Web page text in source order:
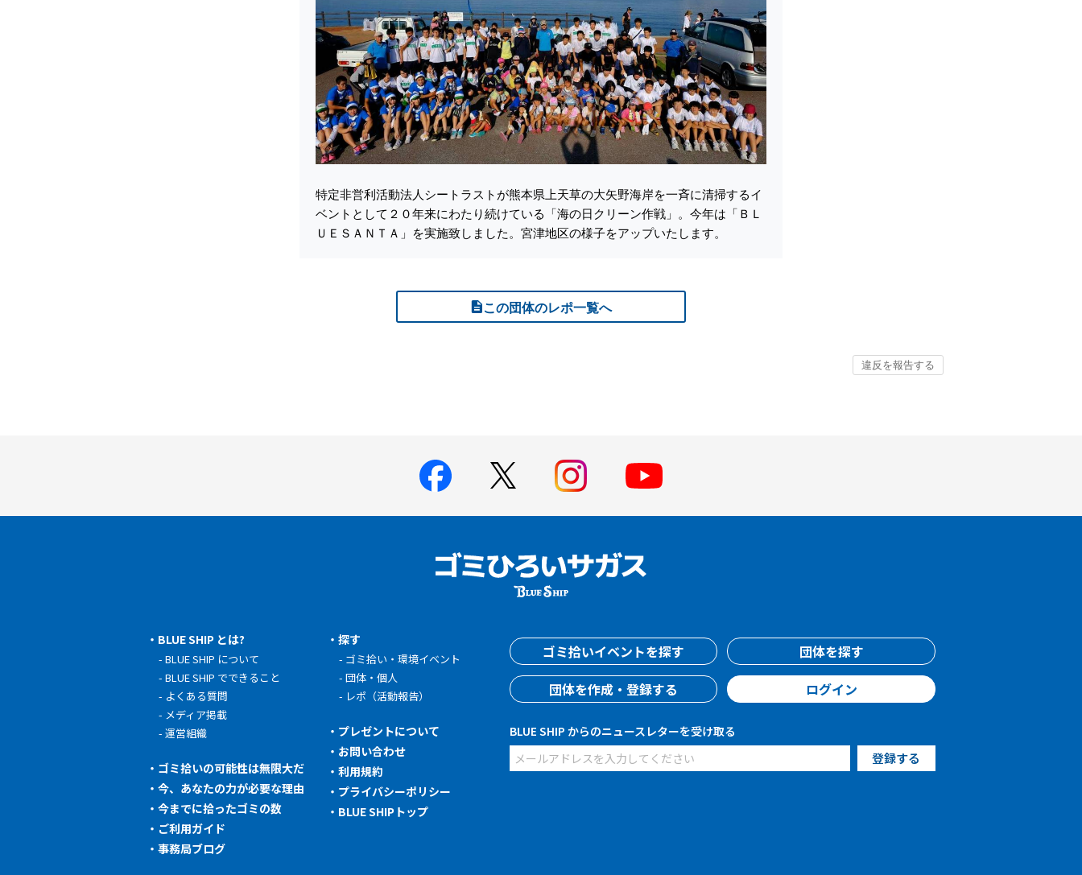
特定非営利活動法人シートラストが熊本県上天草の大矢野海岸を一斉に清掃するイ
ベントとして２０年来にわたり続けている「海の日クリーン作戦」。今年は「ＢＬ
ＵＥＳＡＮＴＡ」を実施致しました。宮津地区の様子をアップいたします。
この団体のレポ一覧へ
BLUE SHIP とは?
BLUE SHIP について
BLUE SHIP でできること
よくある質問
メディア掲載
運営組織
ゴミ拾いの可能性は無限大だ
今、あなたの力が必要な理由
今までに拾ったゴミの数
ご利用ガイド
事務局ブログ
探す
ゴミ拾い・環境イベント
団体・個人
レポ（活動報告）
プレゼントについて
お問い合わせ
利用規約
プライバシーポリシー
BLUE SHIPトップ
ゴミ拾いイベントを探す
団体を探す
団体を作成・登録する
ログイン
BLUE SHIP からのニュースレターを受け取る